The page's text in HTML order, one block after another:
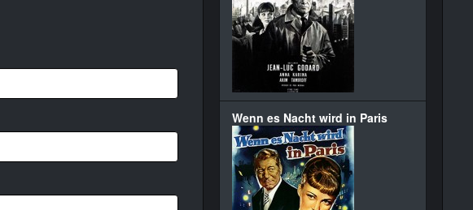
Wenn es Nacht wird in Paris